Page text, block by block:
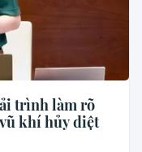
trình làm rõ
khí hủy diệt